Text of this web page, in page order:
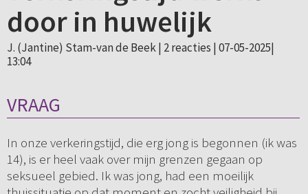
door in huwelijk
J. (Jantine) Stam-van de Beek | 2 reacties | 07-05-2025|
13:04
VRAAG
In onze verkeringstijd, die erg jong is begonnen (ik was
14), is er heel vaak over mijn grenzen gegaan op
seksueel gebied. Ik was jong, had een moeilijk